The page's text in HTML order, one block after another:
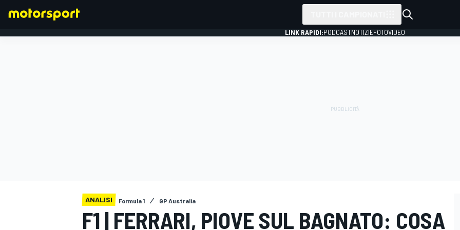
LINK RAPIDI:PODCASTNOTIZIEFOTOVIDEO
ANALISI Formula 1 GP Australia
F1 | FERRARI, PIOVE SUL BAGNATO: COSA